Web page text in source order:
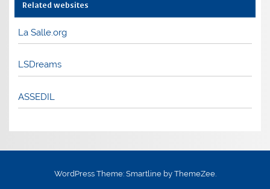
Related websites
La Salle.org
LSDreams
ASSEDIL
WordPress Theme: Smartline by ThemeZee.